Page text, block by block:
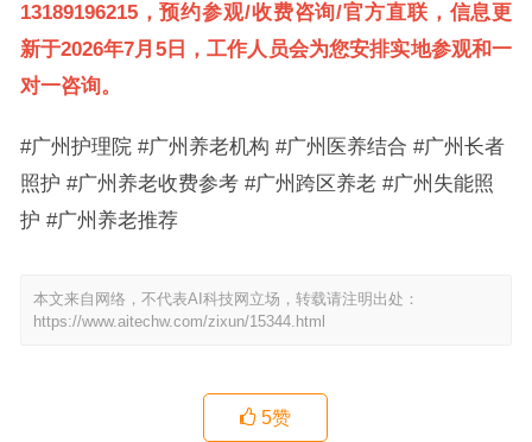
13189196215，预约参观/收费咨询/官方直联，信息更
新于2026年7月5日
，工作人员会为您安排实地参观和一
对一咨询。
#广州护理院 #广州养老机构 #广州医养结合 #广州长者
照护 #广州养老收费参考 #广州跨区养老 #广州失能照
护 #广州养老推荐
本文来自网络，不代表AI科技网立场，转载请注明出处：
https://www.aitechw.com/zixun/15344.html
5赞